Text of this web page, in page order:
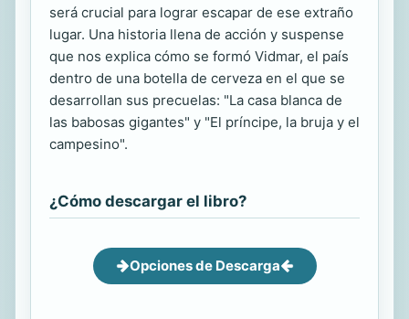
será crucial para lograr escapar de ese extraño
lugar. Una historia llena de acción y suspense
que nos explica cómo se formó Vidmar, el país
dentro de una botella de cerveza en el que se
desarrollan sus precuelas: "La casa blanca de
las babosas gigantes" y "El príncipe, la bruja y el
campesino".
¿Cómo descargar el libro?
Opciones de Descarga